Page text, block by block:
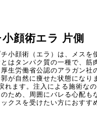
顔術エラ 片側
小顔術（エラ）は、メスを
はタンパク質の一種で、筋
生労働省公認のアラガン社
が自然に痩せた状態になり
れます。注入による施術な
ため、周囲にバレる心配も
クスを受けたい方におすす